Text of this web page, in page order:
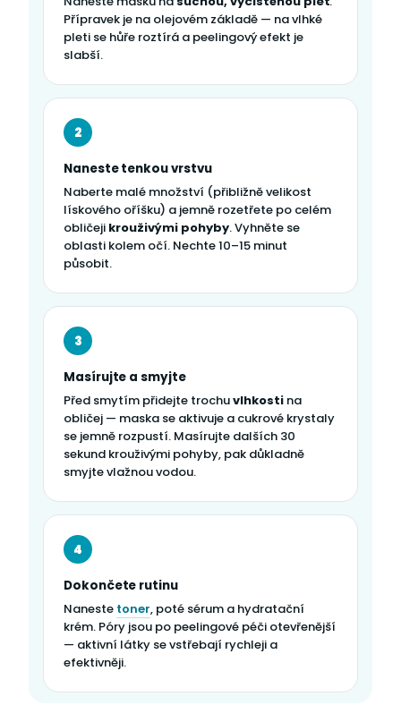
Přípravek je na olejovém základě — na vlhké
pleti se hůře roztírá a peelingový efekt je
slabší.
2
Naneste tenkou vrstvu
Naberte malé množství (přibližně velikost
lískového oříšku) a jemně rozetřete po celém
obličeji krouživými pohyby. Vyhněte se
oblasti kolem očí. Nechte 10–15 minut
působit.
3
Masírujte a smyjte
Před smytím přidejte trochuvlhkosti na
obličej — maska se aktivuje a cukrové krystaly
se jemně rozpustí. Masírujte dalších 30
sekund krouživými pohyby, pak důkladně
smyjte vlažnou vodou.
4
Dokončete rutinu
Naneste toner, poté sérum a hydratační
krém. Póry jsou po peelingové péči otevřenější
— aktivní látky se vstřebají rychleji a
efektivněji.